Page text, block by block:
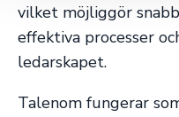
vilket möjliggör
effektiva processer
ledarskapet.
Talenom fungerar